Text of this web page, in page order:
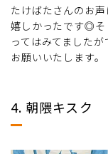
たけばたさんのお
嬉しかったです◎そ
ってはみてました
お願いいたします。
4. 朝隈キスク